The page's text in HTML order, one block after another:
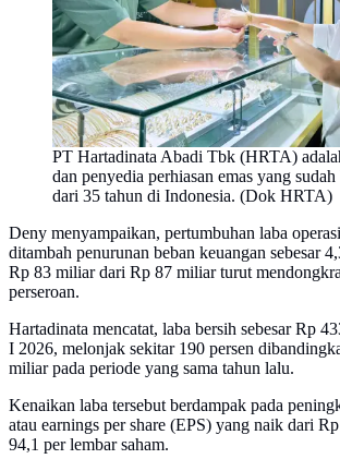
PT Hartadinata Abadi Tbk (HRTA)
dan penyedia perhiasan emas yang
dari 35 tahun di Indonesia. (Dok HRTA)
Deny menyampaikan, pertumbuhan laba
ditambah penurunan beban keuangan sebesar
Rp 83 miliar dari Rp 87 miliar turut
perseroan.
Hartadinata mencatat, laba bersih sebesar Rp
I 2026, melonjak sekitar 190 persen
miliar pada periode yang sama tahun lalu.
Kenaikan laba tersebut berdampak pada
atau earnings per share (EPS) yang naik dari
94,1 per lembar saham.